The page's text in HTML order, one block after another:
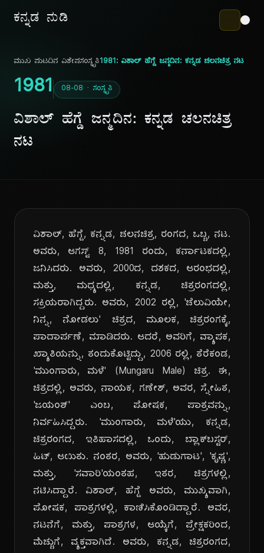
ಕನ್ನಡ ನುಡಿ
ಮುಖ ಪುಟದಿನ ವಿಶೇಷಸಂಸ್ಕೃತಿ1981: ವಿಶಾಲ್ ಹೆಗ್ಡೆ ಜನ್ಮದಿನ: ಕನ್ನಡ ಚಲನಚಿತ್ರ ನಟ
1981 08-08 · ಸಂಸ್ಕೃತಿ
ವಿಶಾಲ್ ಹೆಗ್ಡೆ ಜನ್ಮದಿನ: ಕನ್ನಡ ಚಲನಚಿತ್ರ
ನಟ
ವಿಶಾಲ್, ಹೆಗ್ಡೆ, ಕನ್ನಡ, ಚಲನಚಿತ್ರ, ರಂಗದ, ಒಬ್ಬ, ನಟ.
ಅವರು, ಆಗಸ್ಟ್ 8, 1981 ರಂದು, ಕರ್ನಾಟಕದಲ್ಲಿ,
ಜನಿಸಿದರು. ಅವರು, 2000ದ, ದಶಕದ, ಆರಂಭದಲ್ಲಿ,
ಮತ್ತು, ಮಧ್ಯದಲ್ಲಿ, ಕನ್ನಡ, ಚಿತ್ರರಂಗದಲ್ಲಿ,
ಸಕ್ರಿಯರಾಗಿದ್ದರು. ಅವರು, 2002 ರಲ್ಲಿ, 'ಚೆಲುವಿಯೇ,
ನಿನ್ನ, ನೋಡಲು' ಚಿತ್ರದ, ಮೂಲಕ, ಚಿತ್ರರಂಗಕ್ಕೆ,
ಪಾದಾರ್ಪಣೆ, ಮಾಡಿದರು. ಆದರೆ, ಅವರಿಗೆ, ವ್ಯಾಪಕ,
ಖ್ಯಾತಿಯನ್ನು, ತಂದುಕೊಟ್ಟಿದ್ದು, 2006 ರಲ್ಲಿ, ತೆರೆಕಂಡ,
'ಮುಂಗಾರು, ಮಳೆ' (Mungaru Male) ಚಿತ್ರ. ಈ,
ಚಿತ್ರದಲ್ಲಿ, ಅವರು, ನಾಯಕ, ಗಣೇಶ್, ಅವರ, ಸ್ನೇಹಿತ,
'ಜಯಂತ್' ಎಂಬ, ಪೋಷಕ, ಪಾತ್ರವನ್ನು,
ನಿರ್ವಹಿಸಿದ್ದರು. 'ಮುಂಗಾರು, ಮಳೆ'ಯು, ಕನ್ನಡ,
ಚಿತ್ರರಂಗದ, ಇತಿಹಾಸದಲ್ಲಿ, ಒಂದು, ಬ್ಲಾಕ್‌ಬಸ್ಟರ್,
ಹಿಟ್, ಆಯಿತು. ನಂತರ, ಅವರು, 'ಹುಡುಗಾಟ', 'ಕೃಷ್ಣ',
ಮತ್ತು, 'ಸವಾರಿ'ಯಂತಹ, ಇತರ, ಚಿತ್ರಗಳಲ್ಲಿ,
ನಟಿಸಿದ್ದಾರೆ. ವಿಶಾಲ್, ಹೆಗ್ಡೆ ಅವರು, ಮುಖ್ಯವಾಗಿ,
ಪೋಷಕ, ಪಾತ್ರಗಳಲ್ಲಿ, ಕಾಣಿಸಿಕೊಂಡಿದ್ದಾರೆ. ಅವರ,
ನಟನೆಗೆ, ಮತ್ತು, ಪಾತ್ರಗಳ, ಆಯ್ಕೆಗೆ, ಪ್ರೇಕ್ಷಕರಿಂದ,
ಮೆಚ್ಚುಗೆ, ವ್ಯಕ್ತವಾಗಿದೆ. ಅವರು, ಕನ್ನಡ, ಚಿತ್ರರಂಗದ,